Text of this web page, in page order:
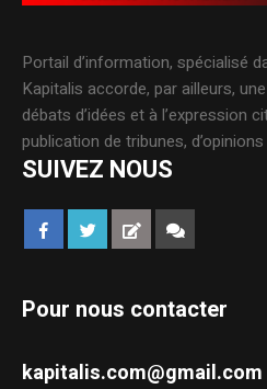
Portail d’information, spécialisé
Kapitalis accorde, par ailleurs,
débats d’idées et à l’expression
publication de tribunes,
SUIVEZ NOUS
Pour nous contacter
kapitalis.com@gmail.com